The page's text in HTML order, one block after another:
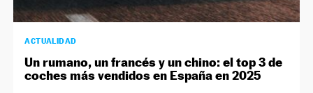
ACTUALIDAD
Un rumano, un francés y un chino: el top 3 de
coches más vendidos en España en 2025